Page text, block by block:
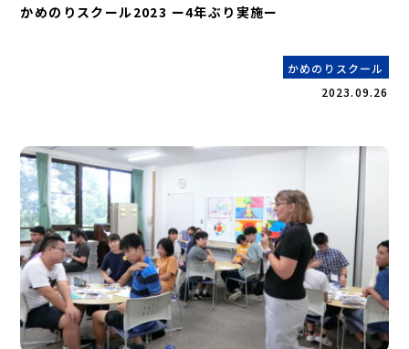
かめのりスクール2023 ー4年ぶり実施ー
かめのりスクール
2023.09.26